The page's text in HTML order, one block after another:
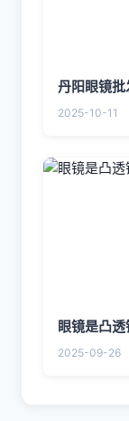
丹阳眼镜
2025-10-11
眼镜是凸
2025-09-26